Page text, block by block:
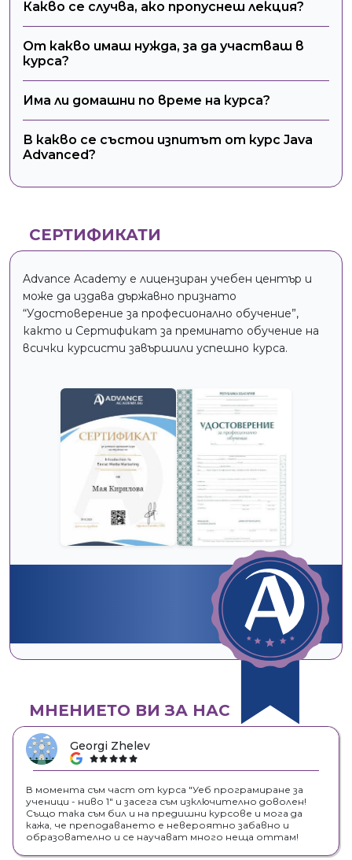
Какво се случва, ако пропуснеш лекция?
От какво имаш нужда, за да участваш в
курса?
Има ли домашни по време на курса?
В какво се състои изпитът от курс Java
Advanced?
СЕРТИФИКАТИ
Advance Academy е лицензиран учебен център и
може да издава държавно признато
“Удостоверение за професионално обучение”,
както и Сертификат за преминато обучение на
всички курсисти завършили успешно курса.
МНЕНИЕТО ВИ ЗА НАС
Georgi Zhelev
google
В момента съм част от курса "Уеб програмиране за
ученици - ниво 1" и засега съм изключително доволен!
Също така съм бил и на предишни курсове и мога да
кажа, че преподаването е невероятно забавно и
образователно и се научават много неща оттам!